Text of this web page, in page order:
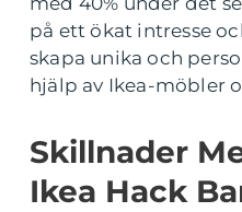
på ett ökat intresse
skapa unika och
hjälp av Ikea-möbler
Skillnader
Ikea Hack